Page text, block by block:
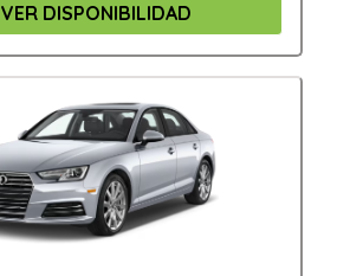
VER DISPONIBILIDAD